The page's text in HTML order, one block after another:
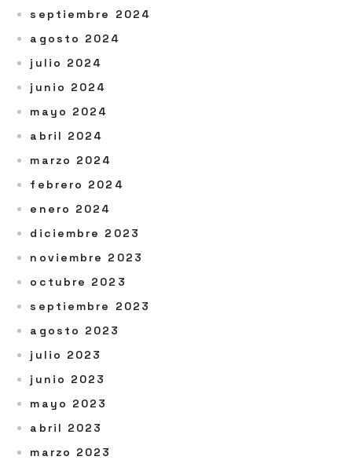
septiembre 2024
agosto 2024
julio 2024
junio 2024
mayo 2024
abril 2024
marzo 2024
febrero 2024
enero 2024
diciembre 2023
noviembre 2023
octubre 2023
septiembre 2023
agosto 2023
julio 2023
junio 2023
mayo 2023
abril 2023
marzo 2023